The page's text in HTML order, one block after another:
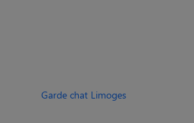
Garde chat Limoges